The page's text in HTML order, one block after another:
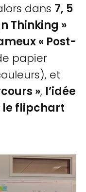
dans 7, 5
Thinking »
« Post-
papier
et
», l’idée
le flipchart